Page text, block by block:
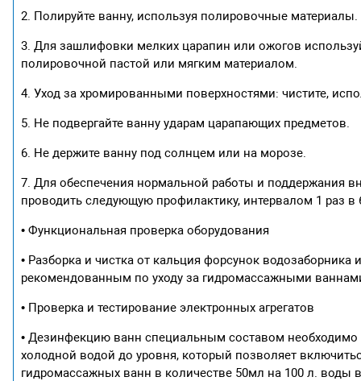
2. Полируйте ванну, используя полировочные материалы.
3. Для зашлифовки мелких царапин или ожогов
полировочной пастой или мягким материалом.
4. Уход за хромированными поверхностями: чистите,
5. Не подвергайте ванну ударам царапающих предметов.
6. Не держите ванну под солнцем или на морозе.
7. Для обеспечения нормальной работы и поддержания
проводить следующую профилактику, интервалом 1 раз
• Функциональная проверка оборудования
• Разборка и чистка от кальция форсунок
рекомендованным по уходу за гидромассажными
• Проверка и тестирование электронных агрегатов
• Дезинфекцию ванн специальным составом необходимо
холодной водой до уровня, который позволяет
гидромассажных ванн в количестве 50мл на 100 л. воды